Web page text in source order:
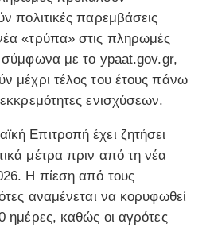
πολιτικές παρεμβάσεις
«τρύπα» στις πληρωμές
σύμφωνα με το ypaat.gov.gr,
μέχρι τέλος του έτους πάνω
ενισχύσεων.
Επιτροπή έχει ζητήσει
μέτρα πριν από τη νέα
Η πίεση από τους
αναμένεται να κορυφωθεί
ημέρες, καθώς οι αγρότες